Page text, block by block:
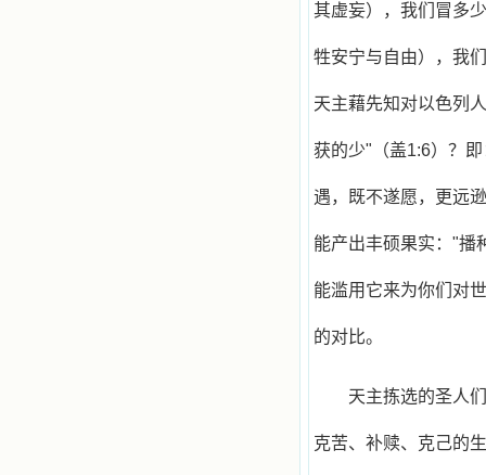
其虚妄），我们冒多
牲安宁与自由），我
天主藉先知对以色列
获的少"（盖1:6）？
遇，既不遂愿，更远
能产出丰硕果实："播
能滥用它来为你们对
的对比。
天主拣选的圣人
克苦、补赎、克己的